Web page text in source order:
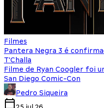
Filmes
Pantera Negra 3 é
T'Challa
Filme de Ryan Coogler foi
San Diego Comic-Con
Pedro Siqueira